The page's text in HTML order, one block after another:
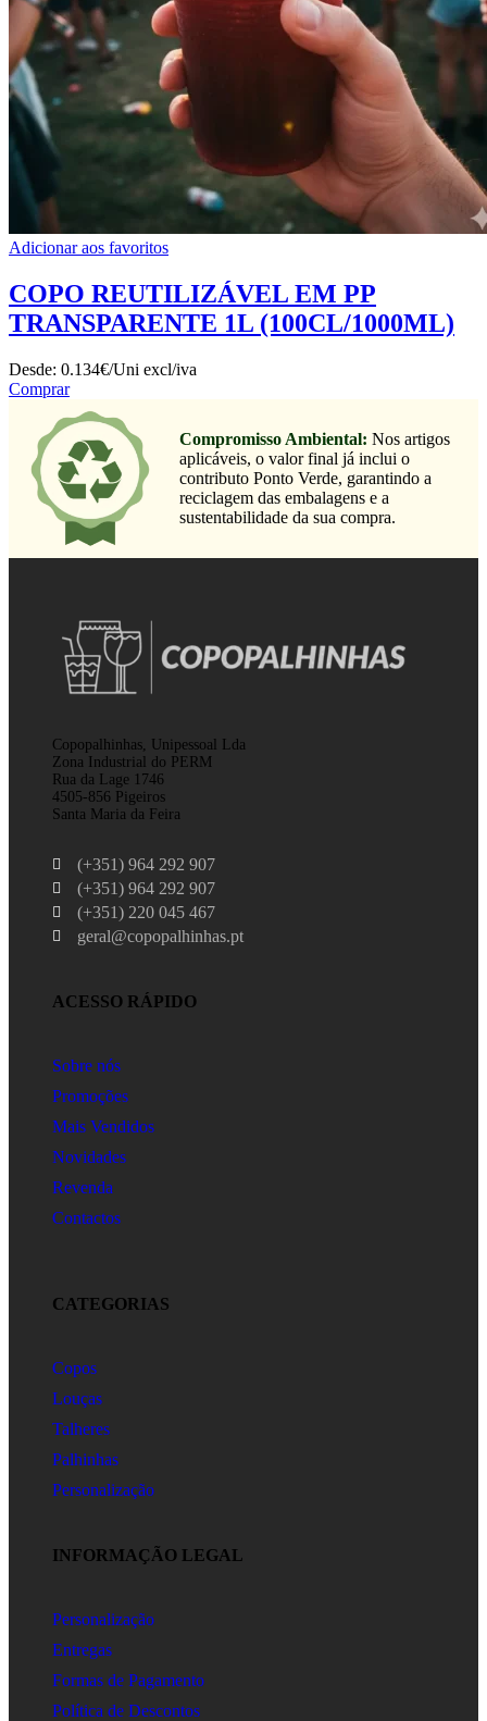
Adicionar aos favoritos
COPO REUTILIZÁVEL EM PP
TRANSPARENTE 1L (100CL/1000ML)
Desde: 0.134€/Uni excl/iva
Comprar
Compromisso Ambiental: Nos artigos
aplicáveis, o valor final já inclui o
contributo Ponto Verde, garantindo a
reciclagem das embalagens e a
sustentabilidade da sua compra.
Copopalhinhas, Unipessoal Lda
Zona Industrial do PERM
Rua da Lage 1746
4505-856 Pigeiros
Santa Maria da Feira
(+351) 964 292 907
(+351) 964 292 907
(+351) 220 045 467
geral@copopalhinhas.pt
ACESSO RÁPIDO
Sobre nós
Promoções
Mais Vendidos
Novidades
Revenda
Contactos
CATEGORIAS
Copos
Louças
Talheres
Palhinhas
Personalização
INFORMAÇÃO LEGAL
Personalização
Entregas
Formas de Pagamento
Política de Descontos